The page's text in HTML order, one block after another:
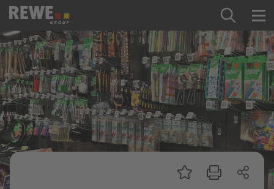
Zum Inhalt springen
Startseite
REWE Group als Arbeitgeber
Ausbildung & Studium
Praktikum & Werkstudium